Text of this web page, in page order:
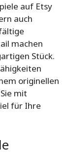
auf Etsy
auch
machen
Stück.
originellen
mit
für Ihre